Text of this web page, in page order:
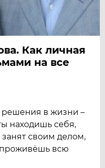
Как личная
на все
в жизни –
находишь себя,
своим делом,
всю